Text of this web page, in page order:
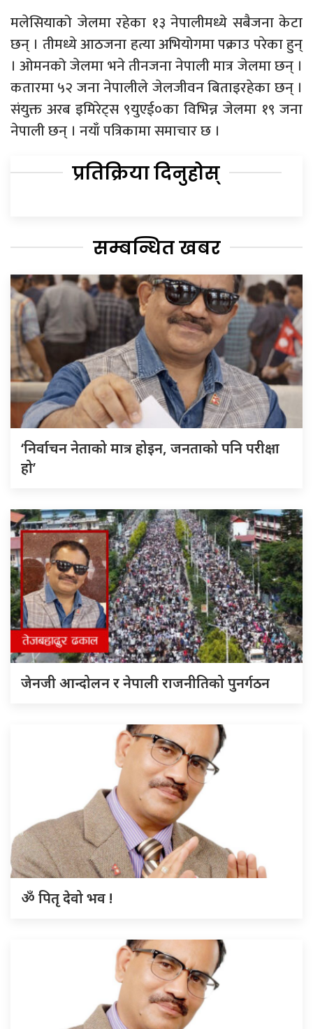
मलेसियाको जेलमा रहेका १३ नेपालीमध्ये सबैजना केटा
छन् । तीमध्ये आठजना हत्या अभियोगमा पक्राउ परेका हुन्
। ओमनको जेलमा भने तीनजना नेपाली मात्र जेलमा छन् ।
कतारमा ५२ जना नेपालीले जेलजीवन बिताइरहेका छन् ।
संयुक्त अरब इमिरेट्स ९युएई०का विभिन्न जेलमा १९ जना
नेपाली छन् । नयाँ पत्रिकामा समाचार छ ।
प्रतिक्रिया दिनुहोस्
सम्बन्धित खबर
‘निर्वाचन नेताको मात्र होइन, जनताको पनि परीक्षा
हो’
जेनजी आन्दोलन र नेपाली राजनीतिको पुनर्गठन
ॐ पितृ देवो भव !